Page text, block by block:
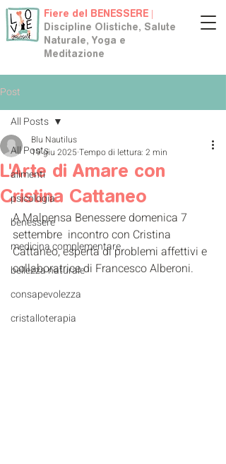
Fiere del BENESSERE |
Discipline Olistiche, Salute
Naturale, Yoga e
Meditazione
Post
All Posts
alimenti
psicologia
benessere
medicina complementare
bellezza naturale
consapevolezza
cristalloterapia
All Posts
L'Arte di Amare con
Cristina Cattaneo
Blu Nautilus
19 giu 2025Tempo di lettura: 2 min
A Malpensa Benessere domenica 7
settembre  incontro con Cristina
Cattaneo, esperta di problemi affettivi e
collaboratrice di Francesco Alberoni.